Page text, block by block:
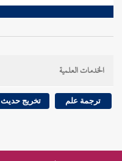
الخدمات العلمية
ترجمة علم تخريج حديث